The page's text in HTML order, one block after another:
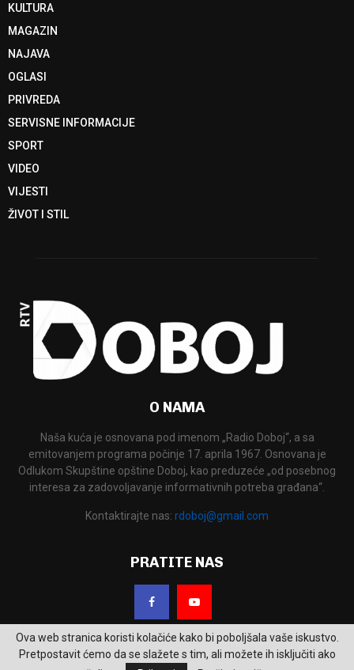
KULTURA
MAGAZIN
NAJAVA
OGLASI
PRIVREDA
SERVISNE INFORMACIJE
SPORT
VIDEO
VIJESTI
ŽIVOT I STIL
O NAMA
Naša kuća je osnovana pod imenom „Radio Doboj“, a sa
emitovanjem programa počinje 17. aprila 1967. Osnovana je
Odlukom Skupštine opštine Doboj, kao preduzeće „od posebnog
interesa za zadovoljavanje informativnih potreba građana“.
Kontaktirajte nas: rdoboj@gmail.com
PRATITE NAS
Ova web stranica koristi kolačiće kako bi poboljšala vaše iskustvo.
Pretpostavit ćemo da se slažete s tim, ali možete ih isključiti ako